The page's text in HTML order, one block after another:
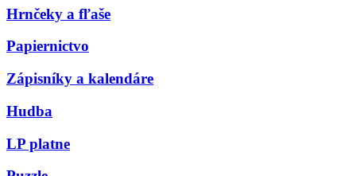
Hrnčeky a fľaše
Papiernictvo
Zápisníky a kalendáre
Hudba
LP platne